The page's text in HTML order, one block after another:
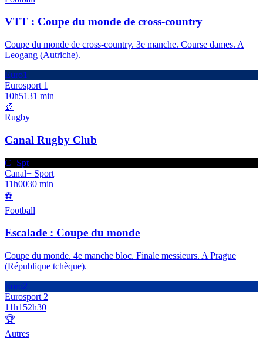
VTT : Coupe du monde de cross-country
Coupe du monde de cross-country. 3e manche. Course dames. A
Leogang (Autriche).
Euro1
Eurosport 1
10h5131 min
🏉
Rugby
Canal Rugby Club
C+Spt
Canal+ Sport
11h0030 min
⚽
Football
Escalade : Coupe du monde
Coupe du monde. 4e manche bloc. Finale messieurs. A Prague
(République tchèque).
Euro2
Eurosport 2
11h152h30
🏆
Autres